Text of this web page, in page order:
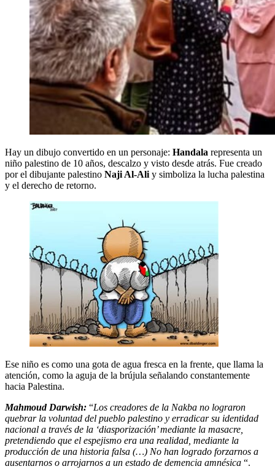
Hay un dibujo convertido en un personaje: Handala representa un
niño palestino de 10 años, descalzo y visto desde atrás. Fue creado
por el dibujante palestino Naji Al-Ali y simboliza la lucha palestina
y el derecho de retorno.
Ese niño es como una gota de agua fresca en la frente, que llama la
atención, como la aguja de la brújula señalando constantemente
hacia Palestina.
Mahmoud Darwish: “Los creadores de la Nakba no lograron
quebrar la voluntad del pueblo palestino y erradicar su identidad
nacional a través de la ‘diasporización’ mediante la masacre,
pretendiendo que el espejismo era una realidad, mediante la
producción de una historia falsa (…) No han logrado forzarnos a
ausentarnos o arrojarnos a un estado de demencia amnésica “.